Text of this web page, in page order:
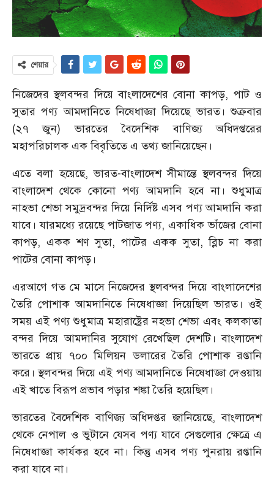
শেয়ার
নিজেদের স্থলবন্দর দিয়ে বাংলাদেশের বোনা কাপড়, পাট ও
সুতার পণ্য আমদানিতে নিষেধাজ্ঞা দিয়েছে ভারত। শুক্রবার
(২৭ জুন) ভারতের বৈদেশিক বাণিজ্য অধিদপ্তরের
মহাপরিচালক এক বিবৃতিতে এ তথ্য জানিয়েছেন।
এতে বলা হয়েছে, ভারত-বাংলাদেশ সীমান্তে স্থলবন্দর দিয়ে
বাংলাদেশ থেকে কোনো পণ্য আমদানি হবে না। শুধুমাত্র
নাহভা শেভা সমুদ্রবন্দর দিয়ে নির্দিষ্ট এসব পণ্য আমদানি করা
যাবে। যারমধ্যে রয়েছে পাটজাত পণ্য, একাধিক ভাঁজের বোনা
কাপড়, একক শণ সুতা, পাটের একক সুতা, ব্লিচ না করা
পাটের বোনা কাপড়।
এরআগে গত মে মাসে নিজেদের স্থলবন্দর দিয়ে বাংলাদেশের
তৈরি পোশাক আমদানিতে নিষেধাজ্ঞা দিয়েছিল ভারত। ওই
সময় এই পণ্য শুধুমাত্র মহারাষ্ট্রের নহভা শেভা এবং কলকাতা
বন্দর দিয়ে আমদানির সুযোগ রেখেছিল দেশটি। বাংলাদেশ
ভারতে প্রায় ৭০০ মিলিয়ন ডলারের তৈরি পোশাক রপ্তানি
করে। স্থলবন্দর দিয়ে এই পণ্য আমদানিতে নিষেধাজ্ঞা দেওয়ায়
এই খাতে বিরূপ প্রভাব পড়ার শঙ্কা তৈরি হয়েছিল।
ভারতের বৈদেশিক বাণিজ্য অধিদপ্তর জানিয়েছে, বাংলাদেশ
থেকে নেপাল ও ভুটানে যেসব পণ্য যাবে সেগুলোর ক্ষেত্রে এ
নিষেধাজ্ঞা কার্যকর হবে না। কিন্তু এসব পণ্য পুনরায় রপ্তানি
করা যাবে না।